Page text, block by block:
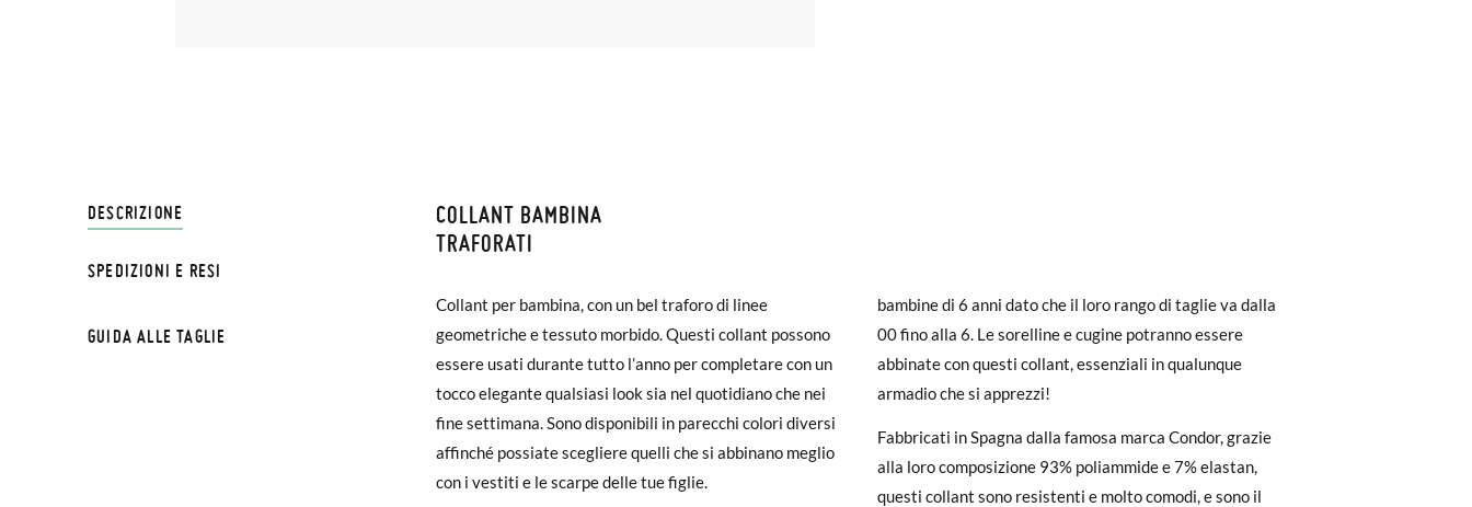
DESCRIZIONE
COLLANT BAMBINA
TRAFORATI
Collant per bambina, con un bel traforo di linee
geometriche e tessuto morbido. Questi collant possono
essere usati durante tutto l’anno per completare con un
tocco elegante qualsiasi look sia nel quotidiano che nei
fine settimana. Sono disponibili in parecchi colori diversi
affinché possiate scegliere quelli che si abbinano meglio
con i vestiti e le scarpe delle tue figlie.
bambine di 6 anni dato che il loro rango di taglie va dalla
00 fino alla 6. Le sorelline e cugine potranno essere
abbinate con questi collant, essenziali in qualunque
armadio che si apprezzi!
Fabbricati in Spagna dalla famosa marca Condor, grazie
alla loro composizione 93% poliammide e 7% elastan,
questi collant sono resistenti e molto comodi, e sono il
SPEDIZIONI E RESI
SPEDIZIONI E RESI
€ e impiegherà da 4 a 5 giorni lavorativi per arrivare tramite corriere. Ti preghiamo di notare che l'ordine deve essere
effettuato prima delle 15:00, altrimenti verrà spedito il giorno successivo.
Se le scarpe arrivano e non sono esattamente quello che cercavi, puoi richiedere facilmente un reso gratuito.
Se hai un account, ti basta accedere per avviare la procedura. Se hai effettuato il pagamento come ospite, visita la
nostra pagina deiResie inserisci il numero d'ordine e l'indirizzo e-mail utilizzato per l'acquisto. Un'etichetta di reso
GUIDA ALLE TAGLIE TAGLIA 00 0 4 6
4-8 kg 8-11 kg 11-15 kg 15-20 kg 18-25 kg
Statura
65-76cm 77-89cm